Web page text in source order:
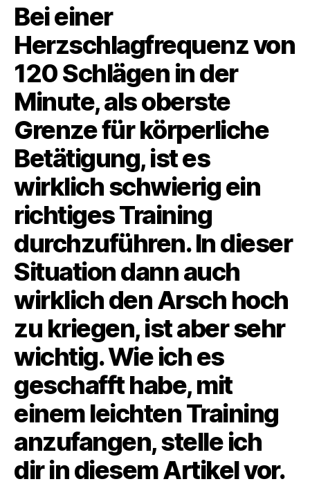
Bei einer
Herzschlagfrequenz von
120 Schlägen in der
Minute, als oberste
Grenze für körperliche
Betätigung, ist es
wirklich schwierig ein
richtiges Training
durchzuführen. In dieser
Situation dann auch
wirklich den Arsch hoch
zu kriegen, ist aber sehr
wichtig. Wie ich es
geschafft habe, mit
einem leichten Training
anzufangen, stelle ich
dir in diesem Artikel vor.